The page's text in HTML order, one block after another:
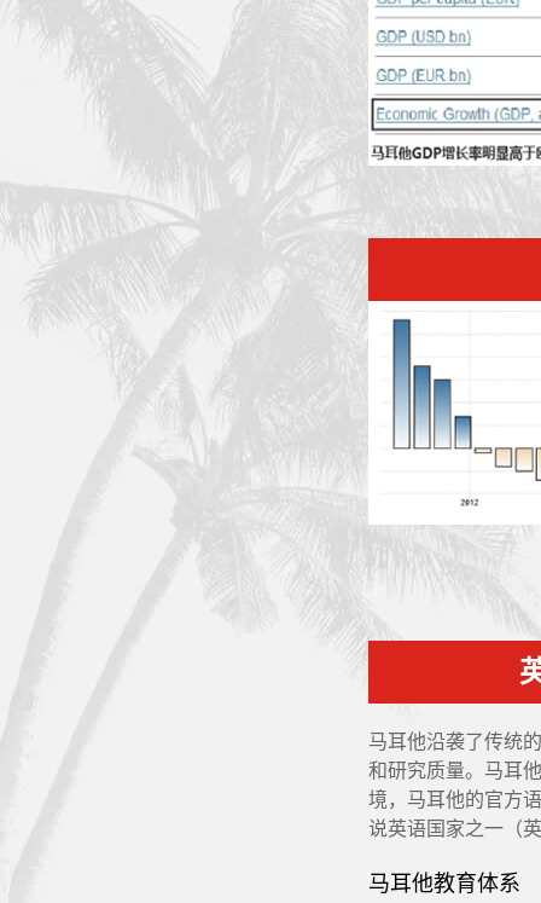
马耳他沿袭了传统
和研究质量。马耳
境，马耳他的官方
说英语国家之一（
马耳他教育体系